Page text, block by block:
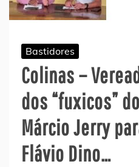
Bastidores
Colinas –
dos “fuxicos”
Márcio Jerry
Flávio Dino…